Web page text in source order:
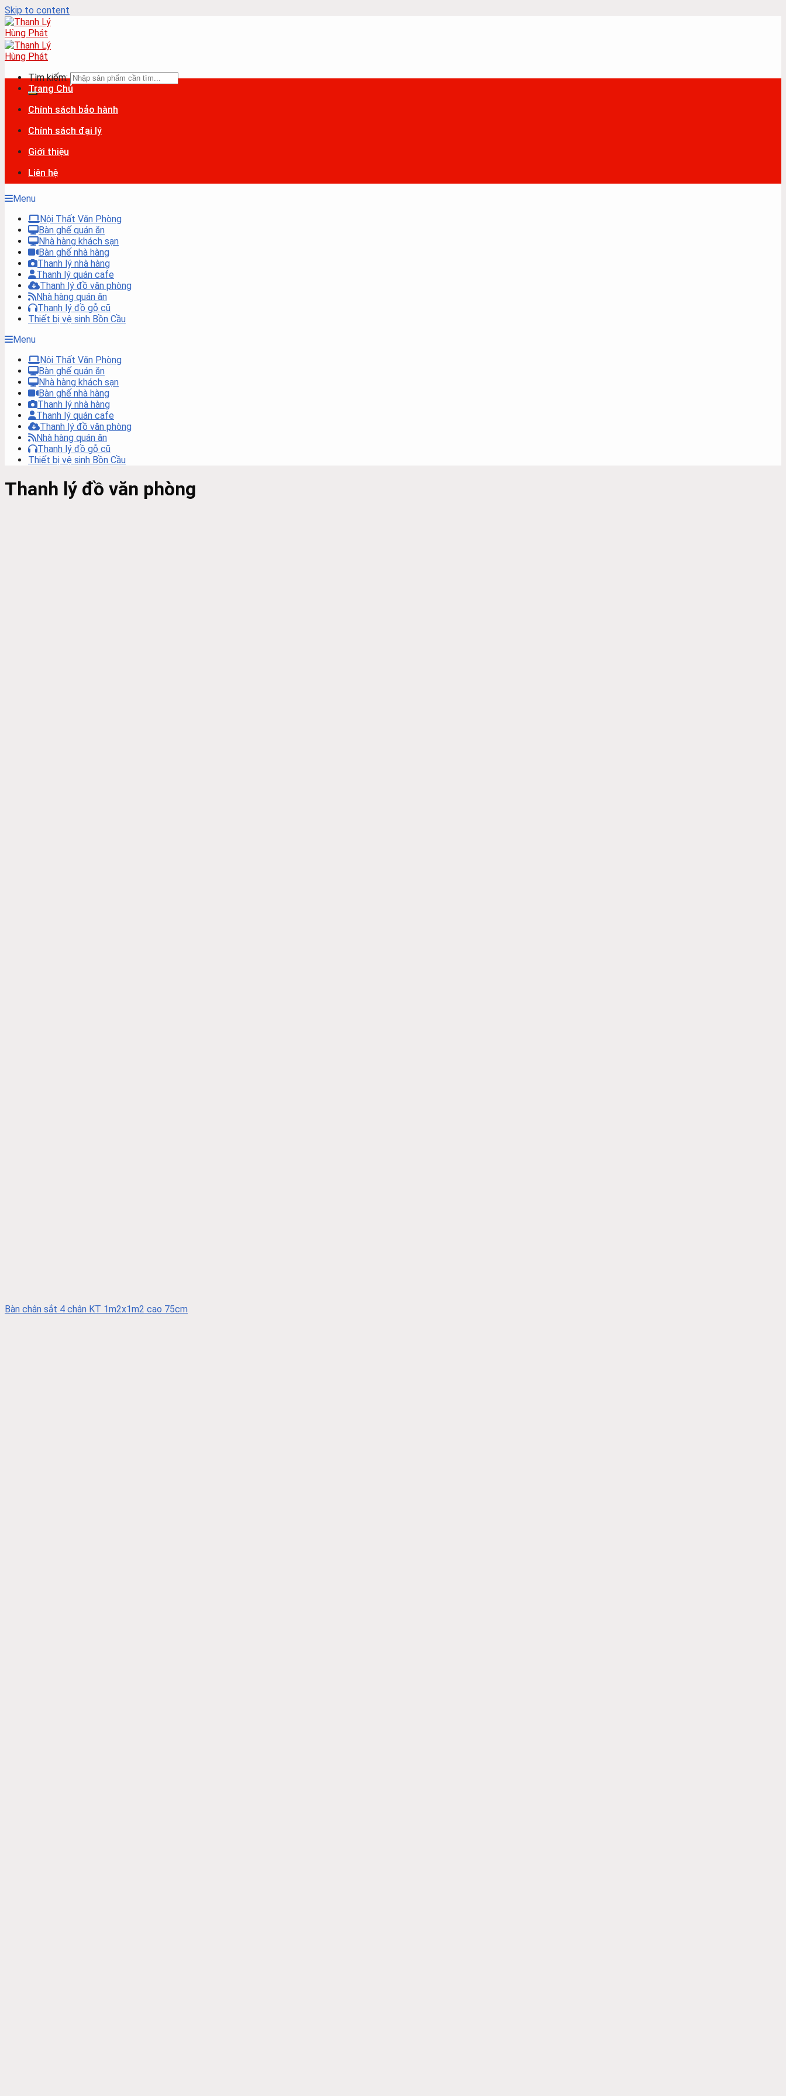
Skip to content
Tìm kiếm:
Trang Chủ
Chính sách bảo hành
Chính sách đại lý
Giới thiệu
Liên hệ
Menu
Nội Thất Văn Phòng
Bàn ghế quán ăn
Nhà hàng khách sạn
Bàn ghế nhà hàng
Thanh lý nhà hàng
Thanh lý quán cafe
Thanh lý đồ văn phòng
Nhà hàng quán ăn
Thanh lý đồ gỗ cũ
Thiết bị vệ sinh Bồn Cầu
Menu
Nội Thất Văn Phòng
Bàn ghế quán ăn
Nhà hàng khách sạn
Bàn ghế nhà hàng
Thanh lý nhà hàng
Thanh lý quán cafe
Thanh lý đồ văn phòng
Nhà hàng quán ăn
Thanh lý đồ gỗ cũ
Thiết bị vệ sinh Bồn Cầu
Thanh lý đồ văn phòng
Bàn chân sắt 4 chân KT 1m2x1m2 cao 75cm